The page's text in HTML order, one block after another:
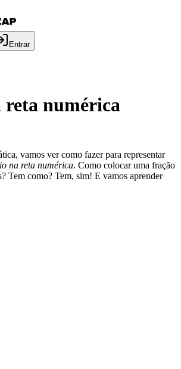
Entrar
reta numérica
vamos ver como fazer para representar
na reta numérica. Como colocar uma fração
Tem como? Tem, sim! E vamos aprender